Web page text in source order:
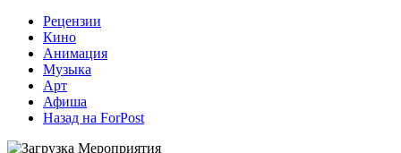
Рецензии
Кино
Анимация
Музыка
Арт
Афиша
Назад на ForPost